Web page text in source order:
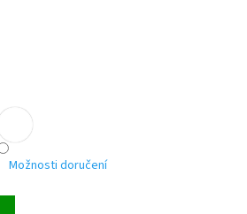
Možnosti doručení